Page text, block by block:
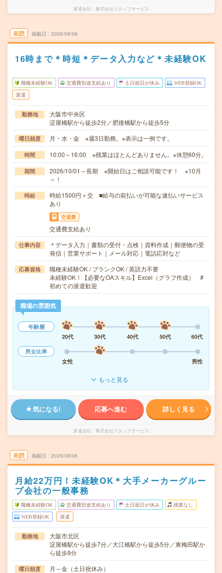
派遣会社 株式会社スタッフサービス
未読 掲載日 2026/08/06
16時まで＊時短＊データ入力など＊未経験OK
職種未経験OK 交通費別途支給あり 土日祝日が休み WEB登録OK
派遣
勤務地
大阪市中央区
淀屋橋駅から徒歩2分／肥後橋駅から徒歩5分
曜日頻度 月・水・金 ※週3日勤務。※表示は一例です。
時間 10:00～16:00 ※残業はほとんどありません。※休憩60分。
期間
2026/10/01～長期 ※開始日はご相談可能です！ ※10月
～！
時給
時給1500円＋交 ■給与の前払いが可能な速払いサービス
あり
交通費
交通費支給あり
仕事内容
＊データ入力｜書類の受付・点検｜資料作成｜郵便物の受
発信｜営業サポート｜メール対応｜電話応対など
応募資格
職種未経験OK / ブランクOK / 英語力不要
未経験OK！【必要なOAスキル】Excel（グラフ作成） #
初めての派遣歓迎
職場の雰囲気
年齢層
20代
30代 40代 50代
60代
男女比率
女性
男性
もっと見る
気になる! 応募へ進む 詳しく見る
派遣会社 株式会社スタッフサービス
未読 掲載日 2026/08/06
月給22万円！未経験OK＊大手メーカーグルー
プ会社の一般事務
職種未経験OK 交通費別途支給あり 土日祝日が休み 残業なし
WEB登録OK 派遣
勤務地
大阪市北区
淀屋橋駅から徒歩7分／大江橋駅から徒歩5分／東梅田駅か
ら徒歩9分
曜日頻度 月～金（土日祝休み）